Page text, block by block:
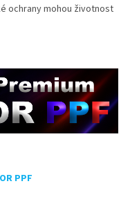
ochrany mohou životnost
PPF